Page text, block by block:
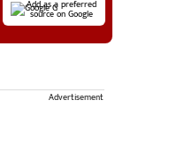
Add as a preferred
source on Google
Advertisement